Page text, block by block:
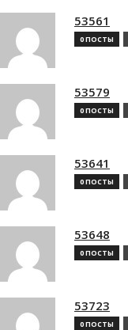
53561
0 ПОСТЫ
53579
0 ПОСТЫ
53641
0 ПОСТЫ
53648
0 ПОСТЫ
53723
0 ПОСТЫ